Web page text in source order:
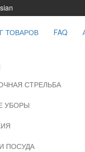
ТОВАРОВ FAQ
СТРЕЛЬБА
УБОРЫ
ПОСУДА